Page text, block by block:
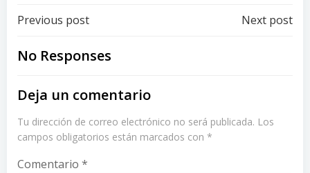
Post
navigation
Previous post Next post
No Responses
Deja un comentario
Tu dirección de correo electrónico no será publicada. Los
campos obligatorios están marcados con *
Comentario *